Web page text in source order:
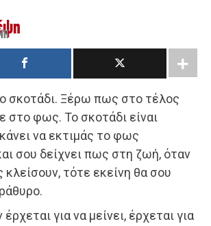
σκοτάδι. Ξέρω πως στο τέλος
στο φως. Το σκοτάδι είναι
να εκτιμάς το φως
σου δείχνει πως στη ζωή, όταν
κλείσουν, τότε εκείνη θα σου
για να μείνει, έρχεται για